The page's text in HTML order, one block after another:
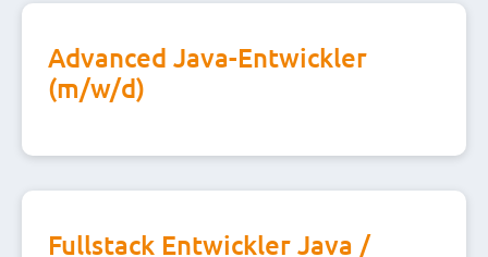
Advanced Java-Entwickler
(m/w/d)
Fullstack Entwickler Java /